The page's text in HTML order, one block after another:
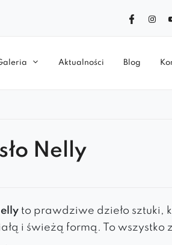
Aktualności Blog
Nelly
to prawdziwe dzieło sztuki,
i świeżą formą. To wszystko